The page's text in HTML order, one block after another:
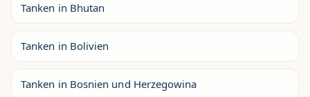
Tanken in Bhutan
Tanken in Bolivien
Tanken in Bosnien und Herzegowina